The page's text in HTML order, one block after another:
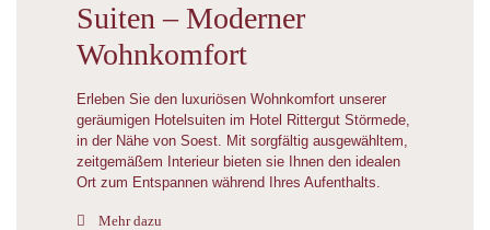
Suiten – Moderner
Wohnkomfort
Erleben Sie den luxuriösen Wohnkomfort unserer
geräumigen Hotelsuiten im Hotel Rittergut Störmede,
in der Nähe von Soest. Mit sorgfältig ausgewähltem,
zeitgemäßem Interieur bieten sie Ihnen den idealen
Ort zum Entspannen während Ihres Aufenthalts.
Mehr dazu